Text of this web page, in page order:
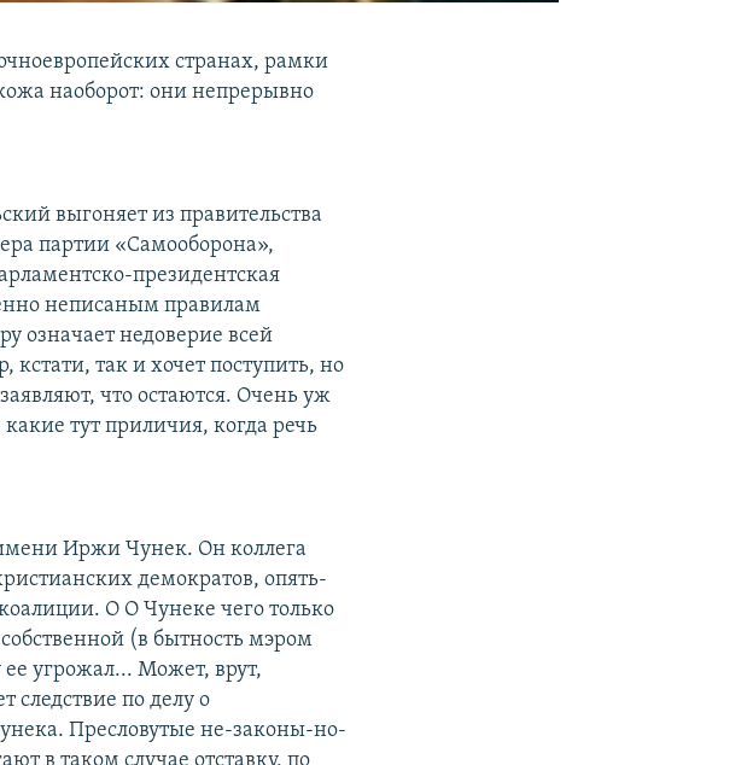
странах, рамки
наоборот: они непрерывно
выгоняет из правительства
партии «Самооборона»,
президентская
неписаным правилам
означает недоверие всей
так и хочет поступить, но
что остаются. Очень уж
тут приличия, когда речь
Иржи Чунек. Он коллега
демократов, опять-
О О Чунеке чего только
(в бытность мэром
угрожал... Может, врут,
следствие по делу о
Пресловутые не-законы-но-